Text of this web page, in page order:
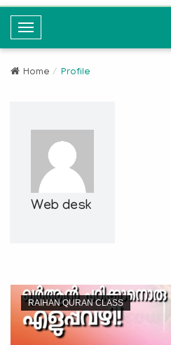
T
o
N
g
n
Home Profile
Web desk
RAIHAN QURAN CLASS